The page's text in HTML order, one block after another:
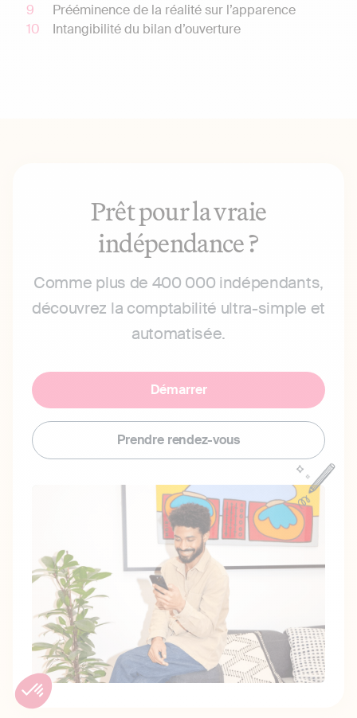
Prééminence de la réalité sur l’apparence
Intangibilité du bilan d’ouverture
Prêt pour la vraie
indépendance ?
Comme plus de 400 000 indépendants,
découvrez la comptabilité ultra-simple et
automatisée.
Démarrer
Prendre rendez-vous